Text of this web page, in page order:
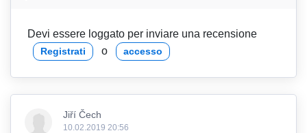
Devi essere loggato per inviare una recensione
Registrati o accesso
Jiří Čech
10.02.2019 20:56